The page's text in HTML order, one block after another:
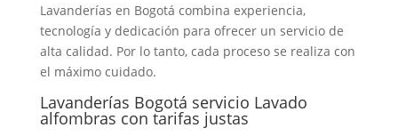
Lavanderías en Bogotá combina experiencia,
tecnología y dedicación para ofrecer un servicio de
alta calidad. Por lo tanto, cada proceso se realiza con
el máximo cuidado.
Lavanderías Bogotá servicio Lavado
alfombras con tarifas justas